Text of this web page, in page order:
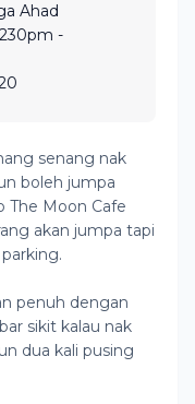
Ahad
-
senang nak
boleh jumpa
The Moon Cafe
akan jumpa tapi
penuh dengan
sikit kalau nak
dua kali pusing